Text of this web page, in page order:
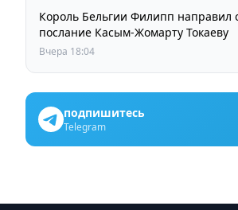
Король Бельгии Филипп направил
послание Касым-Жомарту Токаеву
Вчера 18:04
подпишитесь
Telegram